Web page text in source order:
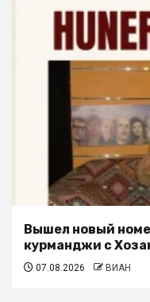
Вышел новый
курманджи с
07.08.2026 ВИАН